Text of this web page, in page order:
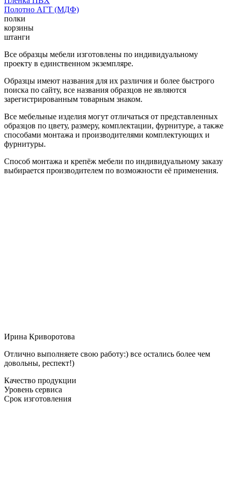
Полотно АГТ (МДФ)
полки
корзины
штанги
Все образцы мебели изготовлены по индивидуальному
проекту в единственном экземпляре.
Образцы имеют названия для их различия и более быстрого
поиска по сайту, все названия образцов не являются
зарегистрированным товарным знаком.
Все мебельные изделия могут отличаться от представленных
образцов по цвету, размеру, комплектации, фурнитуре, а также
способами монтажа и производителями комплектующих и
фурнитуры.
Способ монтажа и крепёж мебели по индивидуальному заказу
выбирается производителем по возможности её применения.
Ирина Криворотова
Отлично выполняете свою работу:) все остались более чем
довольны, респект!)
Качество продукции
Уровень сервиса
Срок изготовления